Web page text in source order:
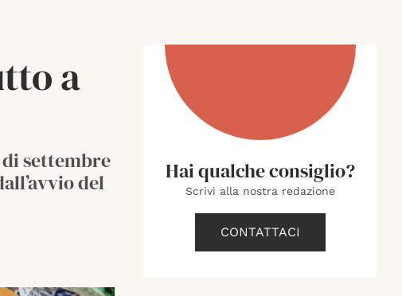
a
di settembre
del
Hai qualche consiglio?
Scrivi alla nostra redazione
CONTATTACI